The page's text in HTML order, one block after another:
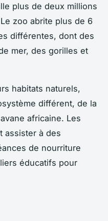
plus de deux millions
zoo abrite plus de 6
différentes, dont des
mer, des gorilles et
habitats naturels,
différent, de la
africaine. Les
assister à des
de nourriture
éducatifs pour